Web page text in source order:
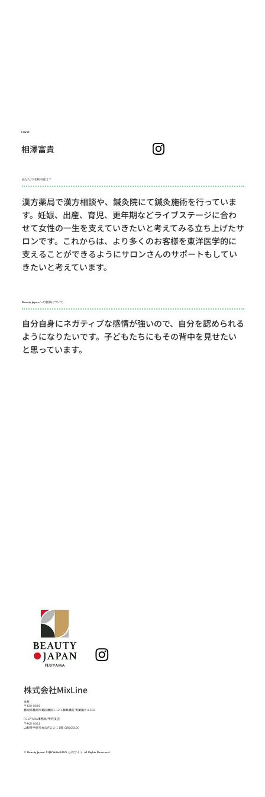
NAME
相澤富貴
あなたの活動内容は？
漢方薬局で漢方相談や、鍼灸院にて鍼灸施術を行っていま
す。妊娠、出産、育児、更年期などライブステージに合わ
せて女性の一生を支えていきたいと考えてみる立ち上げたサ
ロンです。これからは、より多くのお客様を東洋医学的に
支えることができるようにサロンさんのサポートもしてい
きたいと考えています。
Beauty Japanへの挑戦について
自分自身にネガティブな感情が強いので、自分を認められる
ようになりたいです。子どもたちにもその背中を見せたい
と思っています。
株式会社MixLine
本社
〒420-0839
静岡県静岡市葵区鷹匠1-12-1静鉄鷹匠 青葉園ビル502
FUJIYAMA事務局/甲府支店
〒400-0031
山梨県甲府市丸の内2-2-1 1階 CROSS500
© Beauty Japan FUJIYAMA/NEO 公式サイト All Rights Reserved.